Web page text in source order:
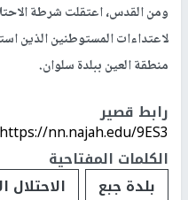
ومن القدس، اعتقلت شرطة
منطقة العين ببلدة سلوان.
رابط قصير
https://nn.najah.edu/9ES3/
الكلمات المفتاحية
بلدة جبع
الاحتلال